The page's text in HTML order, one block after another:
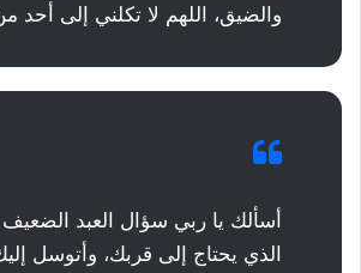
والضيق، اللهم لا تكلني إلى أحد
أسألك يا ربي سؤال العبد الضعيف
الذي يحتاج إلى قربك، وأتوسل